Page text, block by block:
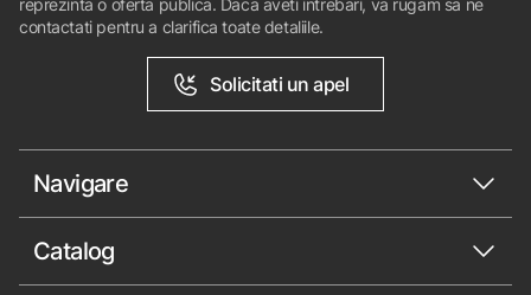
reprezinta o oferta publica. Daca aveti intrebari, va rugam sa ne
contactati pentru a clarifica toate detaliile.
Solicitati un apel
Navigare
Catalog